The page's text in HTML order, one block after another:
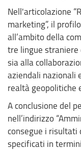
Nell'articolazione
marketing”, il
all’ambito della
tre lingue
sia alla
aziendali nazionali
realtà geopolitiche
A conclusione del
nell’indirizzo
consegue i risultati
specificati in